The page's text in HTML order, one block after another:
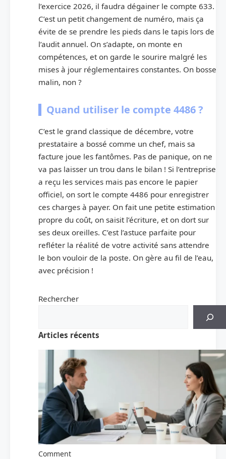
l’exercice 2026, il faudra dégainer le compte 633.
C’est un petit changement de numéro, mais ça
évite de se prendre les pieds dans le tapis lors de
l’audit annuel. On s’adapte, on monte en
compétences, et on garde le sourire malgré les
mises à jour réglementaires constantes. On bosse
malin, non ?
Quand utiliser le compte 4486 ?
C’est le grand classique de décembre, votre
prestataire a bossé comme un chef, mais sa
facture joue les fantômes. Pas de panique, on ne
va pas laisser un trou dans le bilan ! Si l’entreprise
a reçu les services mais pas encore le papier
officiel, on sort le compte 4486 pour enregistrer
ces charges à payer. On fait une petite estimation
propre du coût, on saisit l’écriture, et on dort sur
ses deux oreilles. C’est l’astuce parfaite pour
refléter la réalité de votre activité sans attendre
le bon vouloir de la poste. On gère au fil de l’eau,
avec précision !
Rechercher
Articles récents
Comment